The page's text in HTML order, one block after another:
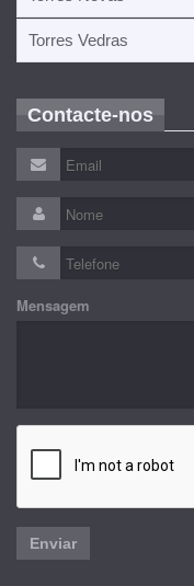
Torres Vedras
Contacte-nos
Mensagem
Enviar